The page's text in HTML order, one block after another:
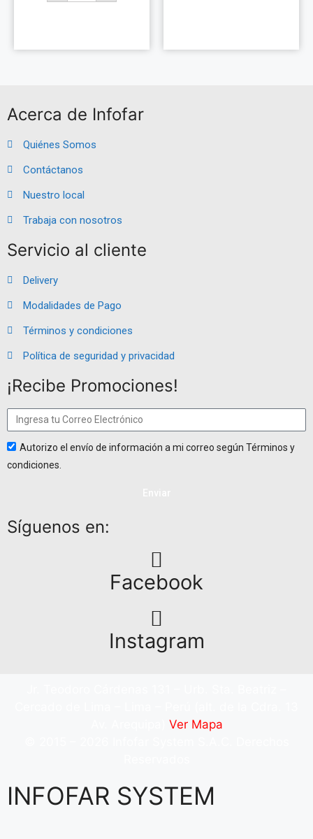
Acerca de Infofar
Quiénes Somos
Contáctanos
Nuestro local
Trabaja con nosotros
Servicio al cliente
Delivery
Modalidades de Pago
Términos y condiciones
Política de seguridad y privacidad
¡Recibe Promociones!
Autorizo el envío de información a mi correo según Términos y
condiciones.
Síguenos en:
Facebook
Instagram
Ver Mapa
INFOFAR SYSTEM